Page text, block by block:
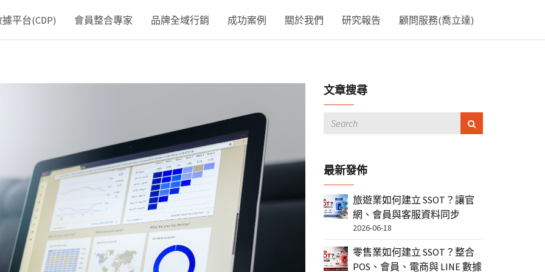
平台(CDP) 會員整合專家 品牌全域行銷 成功案例 關於我們 研究報告 顧問服務(喬立達)
文章搜尋
最新發佈
旅遊業如何建立 SSOT？讓官
網、會員與客服資料同步
2026-06-18
零售業如何建立 SSOT？整合
POS、會員、電商與 LINE 數據